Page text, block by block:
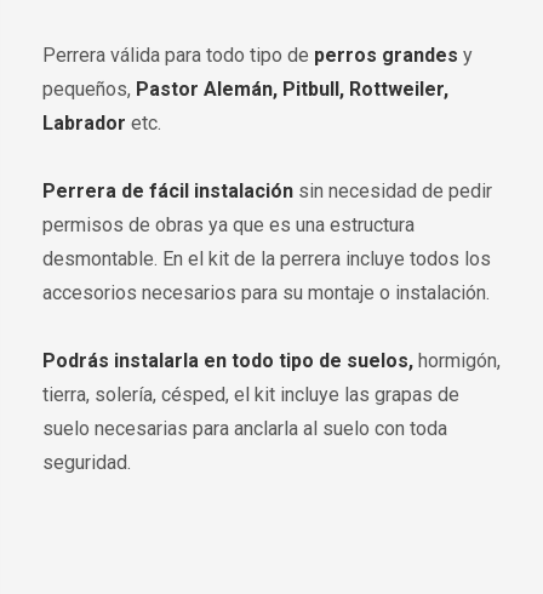
Perrera válida para todo tipo de perros grandes y
pequeños, Pastor Alemán, Pitbull, Rottweiler,
Labrador etc.
Perrera de fácil instalación sin necesidad de pedir
permisos de obras ya que es una estructura
desmontable. En el kit de la perrera incluye todos los
accesorios necesarios para su montaje o instalación.
Podrás instalarla en todo tipo de suelos, hormigón,
tierra, solería, césped, el kit incluye las grapas de
suelo necesarias para anclarla al suelo con toda
seguridad.